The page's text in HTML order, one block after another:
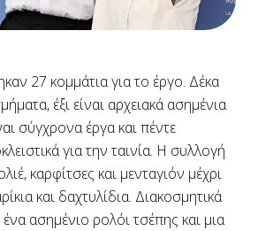
27 κομμάτια για το έργο. Δέκα
έξι είναι αρχειακά ασημένια
σύγχρονα έργα και πέντε
για την ταινία. Η συλλογή
καρφίτσες και μενταγιόν μέχρι
και δαχτυλίδια. Διακοσμητικά
ασημένιο ρολόι τσέπης και μια